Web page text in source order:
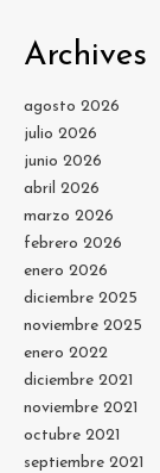
Archives
agosto 2026
julio 2026
junio 2026
abril 2026
marzo 2026
febrero 2026
enero 2026
diciembre 2025
noviembre 2025
enero 2022
diciembre 2021
noviembre 2021
octubre 2021
septiembre 2021